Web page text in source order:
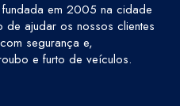
em 2005 na cidade
de ajudar os nossos clientes
segurança e,
e furto de veículos.